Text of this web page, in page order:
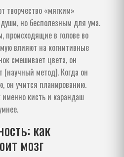
творчество «мягким»
но бесполезным для ума.
происходящие в голове во
влияют на когнитивные
смешивает цвета, он
(научный метод). Когда он
он учится планированию.
именно кисть и карандаш
как
мозг